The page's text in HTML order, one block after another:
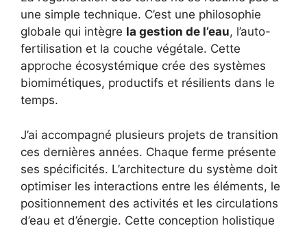
une simple technique. C’est une philosophie
globale qui intègre la gestion de l’eau, l’auto-
fertilisation et la couche végétale. Cette
approche écosystémique crée des systèmes
biomimétiques, productifs et résilients dans le
temps.
J’ai accompagné plusieurs projets de transition
ces dernières années. Chaque ferme présente
ses spécificités. L’architecture du système doit
optimiser les interactions entre les éléments, le
positionnement des activités et les circulations
d’eau et d’énergie. Cette conception holistique